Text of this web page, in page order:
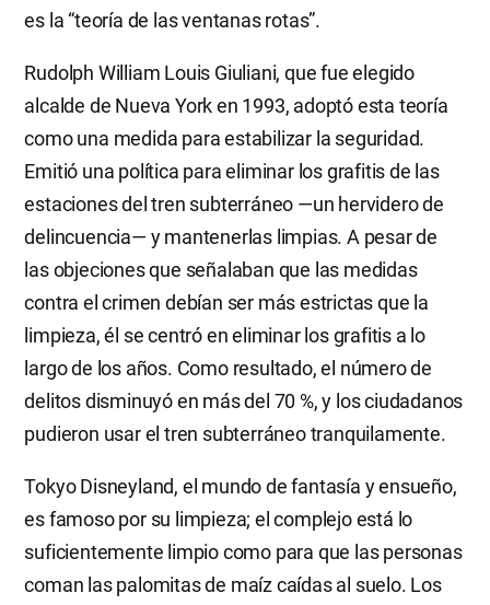
es la “teoría de las ventanas rotas”.
Rudolph William Louis Giuliani, que fue elegido
alcalde de Nueva York en 1993, adoptó esta teoría
como una medida para estabilizar la seguridad.
Emitió una política para eliminar los grafitis de las
estaciones del tren subterráneo —un hervidero de
delincuencia— y mantenerlas limpias. A pesar de
las objeciones que señalaban que las medidas
contra el crimen debían ser más estrictas que la
limpieza, él se centró en eliminar los grafitis a lo
largo de los años. Como resultado, el número de
delitos disminuyó en más del 70 %, y los ciudadanos
pudieron usar el tren subterráneo tranquilamente.
Tokyo Disneyland, el mundo de fantasía y ensueño,
es famoso por su limpieza; el complejo está lo
suficientemente limpio como para que las personas
coman las palomitas de maíz caídas al suelo. Los